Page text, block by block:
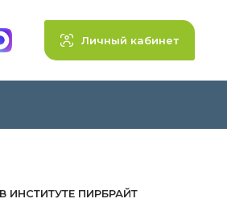
Личный кабинет
ПИРБРАЙТ